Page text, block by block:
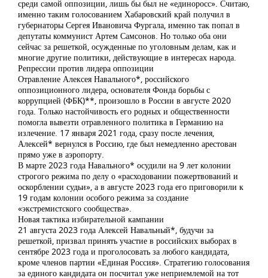
среди самой оппозиции, лишь бы был не «единоросс». Считаю,
именно таким голосованием Хабаровский край получил в
губернаторы Сергея Ивановича Фургала, именно так попал в
депутаты коммунист Артем Самсонов. Но только оба они
сейчас за решеткой, осужденные по уголовным делам, как и
многие другие политики, действующие в интересах народа.
Репрессии против лидера оппозиции
Отравление Алексея Навального*, российского
оппозиционного лидера, основателя Фонда борьбы с
коррупцией (ФБК)**, произошло в России в августе 2020
года. Только настойчивость его родных и общественности
помогла вывезти отравленного политика в Германию на
излечение. 17 января 2021 года, сразу после лечения,
Алексей* вернулся в Россию, где был немедленно арестован
прямо уже в аэропорту.
В марте 2023 года Навального* осудили на 9 лет колонии
строгого режима по делу о «расходовании пожертвований и
оскорблении судьи», а в августе 2023 года его приговорили к
19 годам колонии особого режима за создание
«экстремистского сообщества».
Новая тактика избирательной кампании
21 августа 2023 года Алексей Навальный*, будучи за
решеткой, призвал принять участие в российских выборах в
сентябре 2023 года и проголосовать за любого кандидата,
кроме членов партии «Единая Россия». Стратегию голосования
за единого кандидата он посчитал уже неприемлемой на тот